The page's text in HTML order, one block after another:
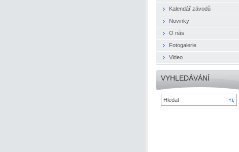
Kalendář závodů
Novinky
O nás
Fotogalerie
Video
VYHLEDÁVÁNÍ